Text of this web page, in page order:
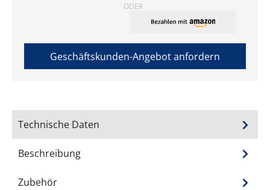
ODER
Geschäftskunden-Angebot anfordern
Technische Daten
Beschreibung
Zubehör